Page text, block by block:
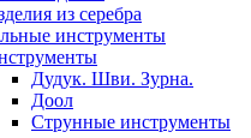
из серебра
инструменты
Дудук. Шви. Зурна.
Доол
Струнные инструменты